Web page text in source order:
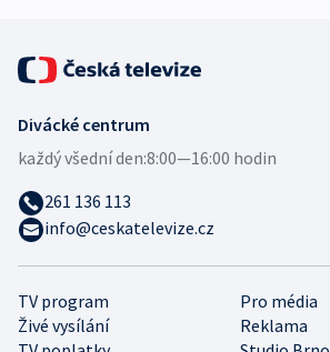
TV program
Pro média
Živé vysílání
Reklama
Divácké centrum
každý všední den:8:00—16:00 hodin
261 136 113
info@ceskatelevize.cz